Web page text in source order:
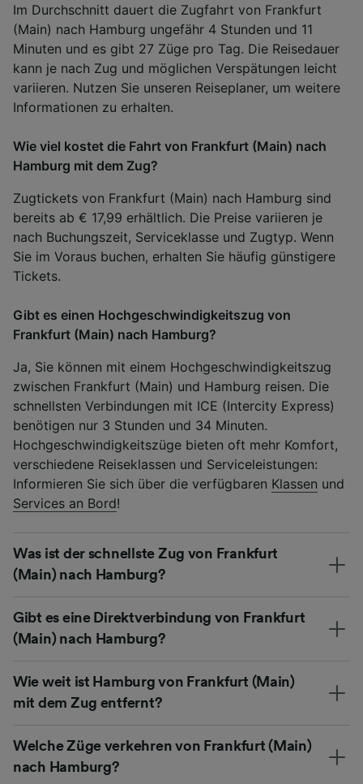
Im Durchschnitt dauert die Zugfahrt von Frankfurt
(Main) nach Hamburg ungefähr 4 Stunden und 11
Minuten und es gibt 27 Züge pro Tag. Die Reisedauer
kann je nach Zug und möglichen Verspätungen leicht
variieren. Nutzen Sie unseren Reiseplaner, um weitere
Informationen zu erhalten.
Wie viel kostet die Fahrt von Frankfurt (Main) nach
Hamburg mit dem Zug?
Zugtickets von Frankfurt (Main) nach Hamburg sind
bereits ab € 17,99 erhältlich. Die Preise variieren je
nach Buchungszeit, Serviceklasse und Zugtyp. Wenn
Sie im Voraus buchen, erhalten Sie häufig günstigere
Tickets.
Gibt es einen Hochgeschwindigkeitszug von
Frankfurt (Main) nach Hamburg?
Ja, Sie können mit einem Hochgeschwindigkeitszug
zwischen Frankfurt (Main) und Hamburg reisen. Die
schnellsten Verbindungen mit ICE (Intercity Express)
benötigen nur 3 Stunden und 34 Minuten.
Hochgeschwindigkeitszüge bieten oft mehr Komfort,
verschiedene Reiseklassen und Serviceleistungen:
Informieren Sie sich über die verfügbaren Klassen und
Services an Bord!
Was ist der schnellste Zug von Frankfurt
(Main) nach Hamburg?
Gibt es eine Direktverbindung von Frankfurt
(Main) nach Hamburg?
Wie weit ist Hamburg von Frankfurt (Main)
mit dem Zug entfernt?
Welche Züge verkehren von Frankfurt (Main)
nach Hamburg?